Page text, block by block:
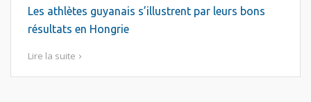
Les athlètes guyanais s’illustrent par leurs bons
résultats en Hongrie
Lire la suite